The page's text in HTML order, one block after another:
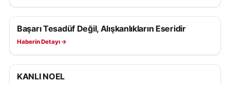
KÖŞE YAZILARI
Başarı Tesadüf Değil, Alışkanlıkların Eseridir
Haberin Detayı →
KÖŞE YAZILARI
KANLI NOEL